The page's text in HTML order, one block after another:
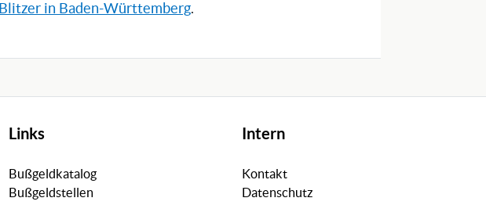
Blitzer in Baden-Württemberg.
Links
Bußgeldkatalog
Bußgeldstellen
Intern
Kontakt
Datenschutz